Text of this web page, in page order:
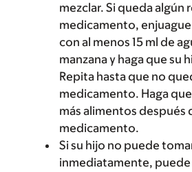
mezclar. Si queda algún
medicamento,
con al menos 15 ml de
manzana y haga que su
Repita hasta que no
medicamento. Haga
más alimentos después
medicamento.
Si su hijo no puede
inmediatamente, puede